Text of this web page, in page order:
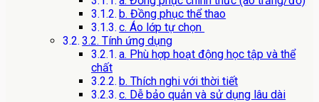
b. Đồng phục thể thao
c. Áo lớp tự chọn
3.2. Tính ứng dụng
a. Phù hợp hoạt động học tập và thể
chất
b. Thích nghi với thời tiết
c. Dễ bảo quản và sử dụng lâu dài